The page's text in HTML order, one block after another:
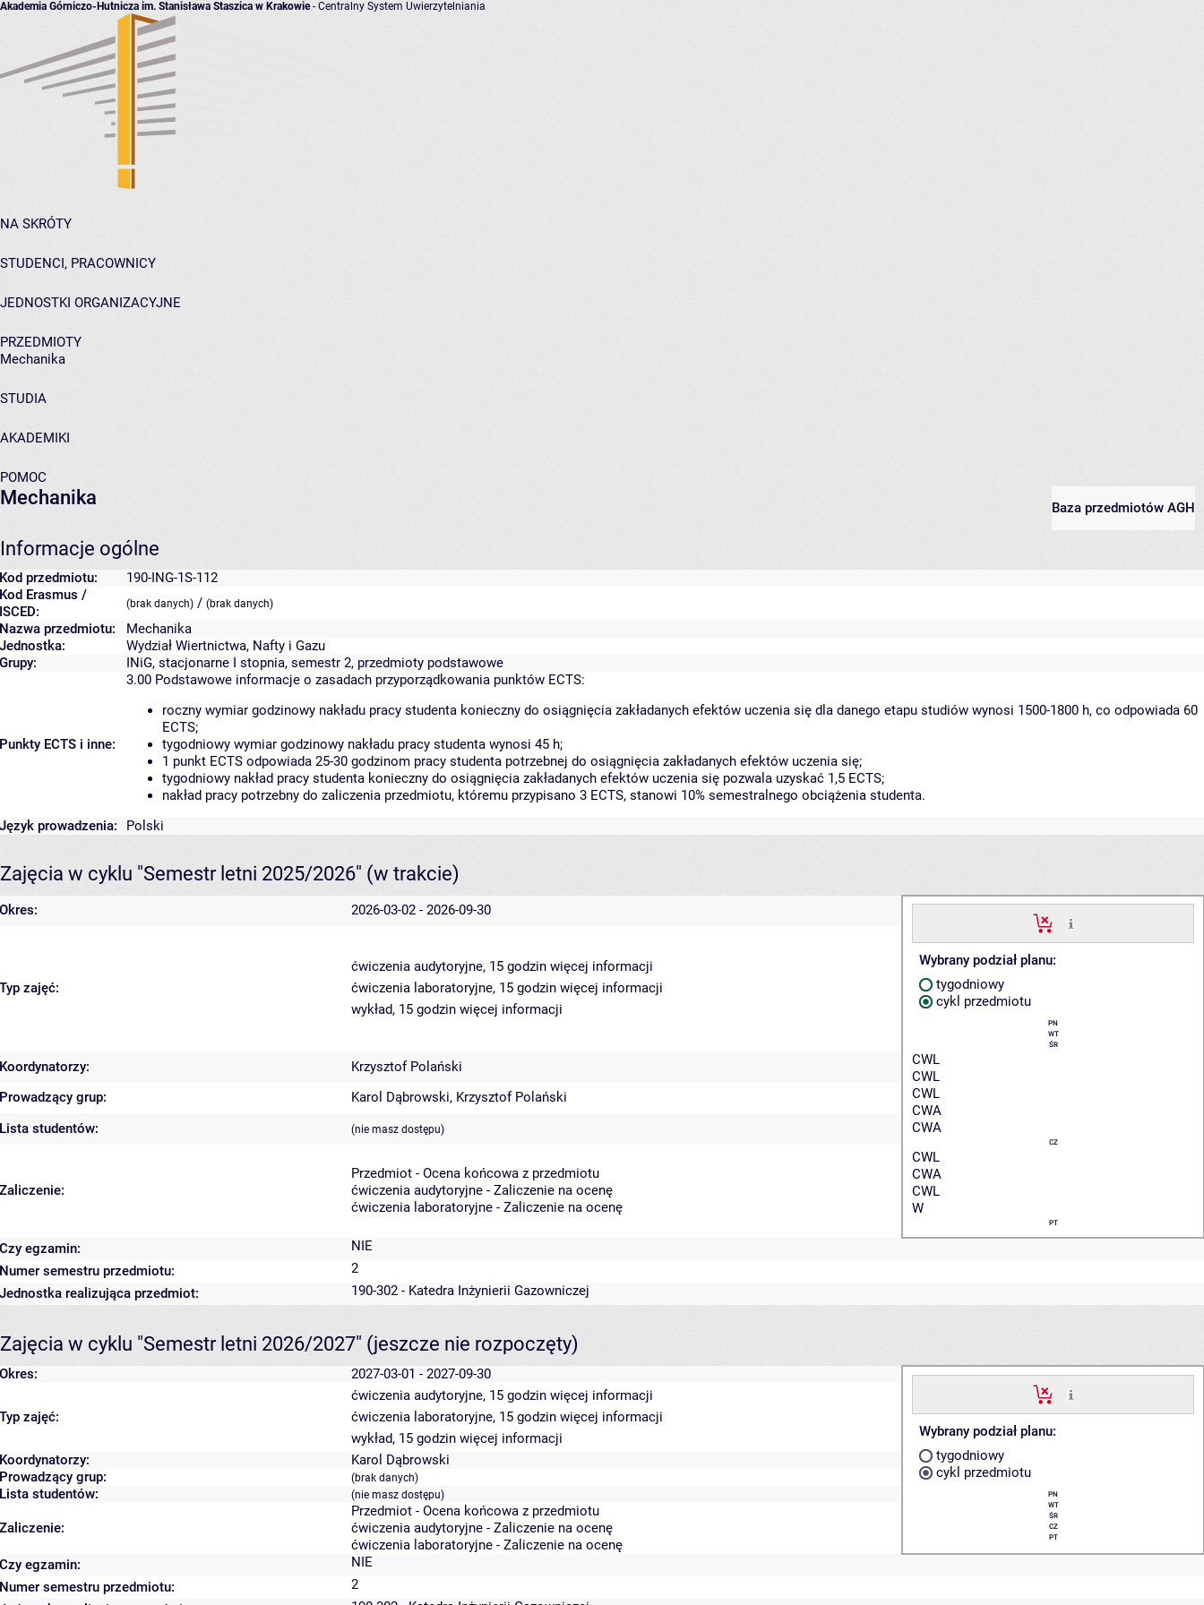
Akademia Górniczo-Hutnicza im. Stanisława Staszica w Krakowie- Centralny System Uwierzytelniania
NA SKRÓTY
STUDENCI, PRACOWNICY
JEDNOSTKI ORGANIZACYJNE
PRZEDMIOTY
Mechanika
STUDIA
AKADEMIKI
POMOC
Baza przedmiotów AGH
Mechanika
Informacje ogólne
Kod przedmiotu:
190-ING-1S-112
Kod Erasmus /
ISCED:
(brak danych) / (brak danych)
Nazwa przedmiotu:
Mechanika
Jednostka:
Wydział Wiertnictwa, Nafty i Gazu
Grupy:
INiG, stacjonarne I stopnia, semestr 2, przedmioty podstawowe
Punkty ECTS i inne:
3.00 Podstawowe informacje o zasadach przyporządkowania punktów ECTS:
roczny wymiar godzinowy nakładu pracy studenta konieczny do osiągnięcia zakładanych efektów uczenia się dla danego etapu studiów wynosi 1500-1800 h, co odpowiada 60
ECTS;
tygodniowy wymiar godzinowy nakładu pracy studenta wynosi 45 h;
1 punkt ECTS odpowiada 25-30 godzinom pracy studenta potrzebnej do osiągnięcia zakładanych efektów uczenia się;
tygodniowy nakład pracy studenta konieczny do osiągnięcia zakładanych efektów uczenia się pozwala uzyskać 1,5 ECTS;
nakład pracy potrzebny do zaliczenia przedmiotu, któremu przypisano 3 ECTS, stanowi 10% semestralnego obciążenia studenta.
Język prowadzenia:
Polski
Zajęcia w cyklu "Semestr letni 2025/2026" (w trakcie)
Okres: 2026-03-02 - 2026-09-30
Wybrany podział planu:
tygodniowy
cykl przedmiotu
PN
WT
ŚR
CWL
CWL
CWL
CWA
CWA
CZ
CWL
CWA
CWL
W
PT
Typ zajęć:
ćwiczenia audytoryjne, 15 godzin więcej informacji
ćwiczenia laboratoryjne, 15 godzin więcej informacji
wykład, 15 godzin więcej informacji
Koordynatorzy:
Krzysztof Polański
Prowadzący grup:
Karol Dąbrowski, Krzysztof Polański
Lista studentów:
(nie masz dostępu)
Zaliczenie:
Przedmiot - Ocena końcowa z przedmiotu
ćwiczenia audytoryjne - Zaliczenie na ocenę
ćwiczenia laboratoryjne - Zaliczenie na ocenę
Czy egzamin:
NIE
Numer semestru przedmiotu:
2
Jednostka realizująca przedmiot:
190-302 - Katedra Inżynierii Gazowniczej
Zajęcia w cyklu "Semestr letni 2026/2027" (jeszcze nie rozpoczęty)
Okres: 2027-03-01 - 2027-09-30
Wybrany podział planu:
tygodniowy
cykl przedmiotu
PN
WT
ŚR
CZ
PT
Typ zajęć:
ćwiczenia audytoryjne, 15 godzin więcej informacji
ćwiczenia laboratoryjne, 15 godzin więcej informacji
wykład, 15 godzin więcej informacji
Koordynatorzy:
Karol Dąbrowski
Prowadzący grup:
(brak danych)
Lista studentów: (nie masz dostępu)
Zaliczenie:
Przedmiot - Ocena końcowa z przedmiotu
ćwiczenia audytoryjne - Zaliczenie na ocenę
ćwiczenia laboratoryjne - Zaliczenie na ocenę
Czy egzamin:
NIE
Numer semestru przedmiotu:
2